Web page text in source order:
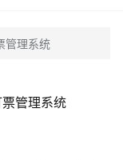
管理系统
管理系统